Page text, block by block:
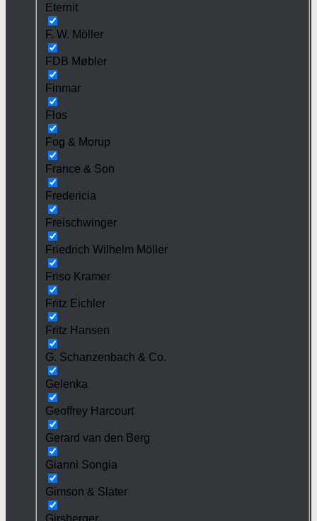
Eternit
F. W. Möller
FDB Møbler
Finmar
Flos
Fog & Morup
France & Son
Fredericia
Freischwinger
Friedrich Wilhelm Möller
Friso Kramer
Fritz Eichler
Fritz Hansen
G. Schanzenbach & Co.
Gelenka
Geoffrey Harcourt
Gerard van den Berg
Gianni Songia
Gimson & Slater
Girsberger